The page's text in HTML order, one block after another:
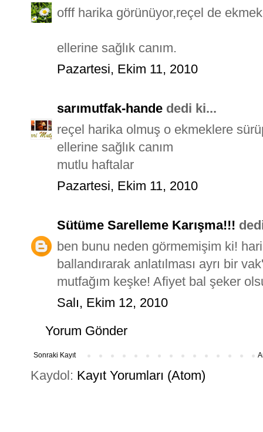
offf harika görünüyor,reçel de
ellerine sağlık canım.
Pazartesi, Ekim 11, 2010
sarımutfak-hande dedi ki...
reçel harika olmuş o ekmeklere
ellerine sağlık canım
mutlu haftalar
Pazartesi, Ekim 11, 2010
Sütüme Sarelleme Karışma!!!
ben bunu neden görmemişim ki!
ballandırarak anlatılması ayrı bir
mutfağım keşke! Afiyet bal şeker
Salı, Ekim 12, 2010
Yorum Gönder
Sonraki Kayıt
Kaydol: Kayıt Yorumları (Atom)